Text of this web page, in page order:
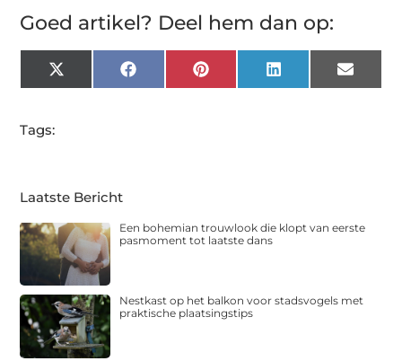
Goed artikel? Deel hem dan op:
X
(Twitter)
FacebookPinterest LinkedIn Email
Tags:
Laatste Bericht
Een bohemian trouwlook die klopt van eerste
pasmoment tot laatste dans
Nestkast op het balkon voor stadsvogels met
praktische plaatsingstips